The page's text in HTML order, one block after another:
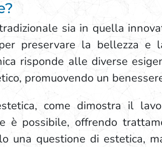
sia in quella
preservare la bellezza e
risponde alle diverse
promuovendo un
come dimostra il
è possibile, offrendo
una questione di estetica,